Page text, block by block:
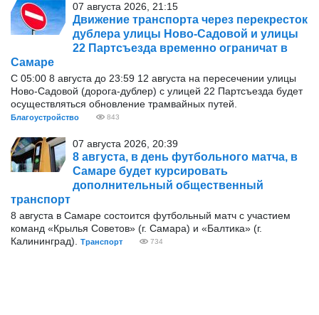
07 августа 2026, 21:15
Движение транспорта через перекресток
дублера улицы Ново-Садовой и улицы
22 Партсъезда временно ограничат в
Самаре
С 05:00 8 августа до 23:59 12 августа на пересечении улицы
Ново-Садовой (дорога-дублер) с улицей 22 Партсъезда будет
осуществляться обновление трамвайных путей.
Благоустройство 843
07 августа 2026, 20:39
8 августа, в день футбольного матча, в
Самаре будет курсировать
дополнительный общественный
транспорт
8 августа в Самаре состоится футбольный матч с участием
команд «Крылья Советов» (г. Самара) и «Балтика» (г.
Калининград).
Транспорт 734